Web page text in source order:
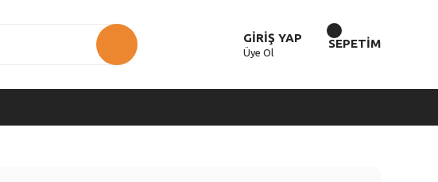
GİRİŞ YAP
Üye Ol
SEPETİM